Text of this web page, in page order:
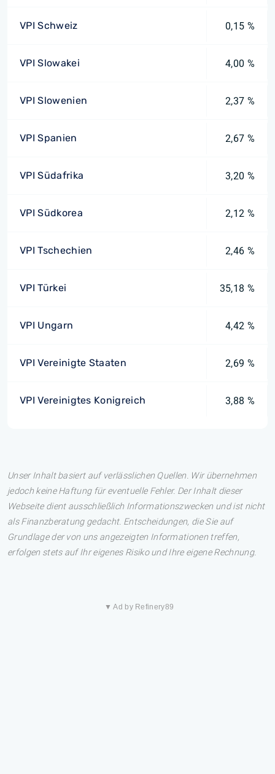
VPI Schweiz 0,15 %
VPI Slowakei 4,00 %
VPI Slowenien 2,37 %
VPI Spanien 2,67 %
VPI Südafrika 3,20 %
VPI Südkorea 2,12 %
VPI Tschechien 2,46 %
VPI Türkei 35,18 %
VPI Ungarn 4,42 %
VPI Vereinigte Staaten 2,69 %
VPI Vereinigtes Konigreich 3,88 %
Unser Inhalt basiert auf verlässlichen Quellen. Wir übernehmen
jedoch keine Haftung für eventuelle Fehler. Der Inhalt dieser
Webseite dient ausschließlich Informationszwecken und ist nicht
als Finanzberatung gedacht. Entscheidungen, die Sie auf
Grundlage der von uns angezeigten Informationen treffen,
erfolgen stets auf Ihr eigenes Risiko und Ihre eigene Rechnung.
▼ Ad by Refinery89